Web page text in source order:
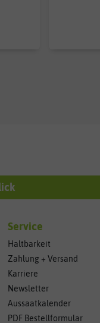
Service
Haltbarkeit
Zahlung + Versand
Karriere
Newsletter
Aussaatkalender
PDF Bestellformular